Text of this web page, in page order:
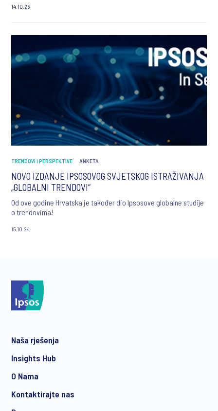
14.10.25
TRENDOVI I PERSPEKTIVE ANKETA
NOVO IZDANJE IPSOSOVOG SVJETSKOG ISTRAŽIVANJA
„GLOBALNI TRENDOVI“
Od ove godine Hrvatska je također dio Ipsosove globalne studije
o trendovima!
15.10.24
Naša rješenja
Insights Hub
O Nama
Kontaktirajte nas